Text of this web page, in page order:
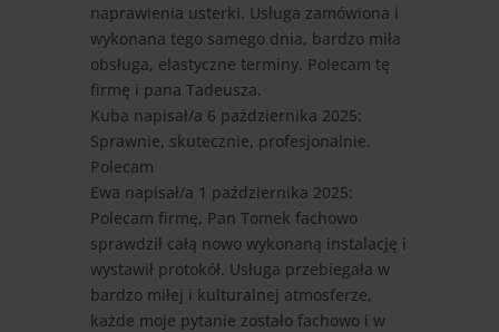
naprawienia usterki. Usługa zamówiona i
wykonana tego samego dnia, bardzo miła
obsługa, elastyczne terminy. Polecam tę
firmę i pana Tadeusza.
Kuba napisał/a 6 października 2025:
Sprawnie, skutecznie, profesjonalnie.
Polecam
Ewa napisał/a 1 października 2025:
Polecam firmę, Pan Tomek fachowo
sprawdził całą nowo wykonaną instalację i
wystawił protokół. Usługa przebiegała w
bardzo miłej i kulturalnej atmosferze,
każde moje pytanie zostało fachowo i w